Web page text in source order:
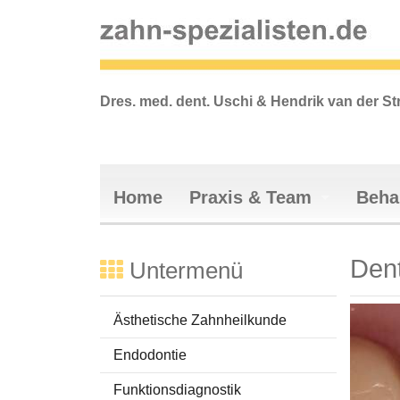
Dres. med. dent. Uschi & Hendrik van der
Home Praxis & Team
Praxiskonzept
Anfahrt
Team
Dr. Uschi van
Untermenü
Ästhetische Zahnheilkunde
Endodontie
Funktionsdiagnostik